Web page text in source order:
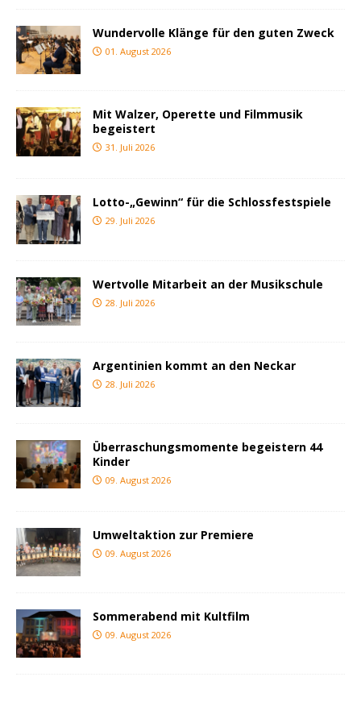
Wundervolle Klänge für den guten Zweck
01. August 2026
Mit Walzer, Operette und Filmmusik
begeistert
31. Juli 2026
Lotto-„Gewinn“ für die Schlossfestspiele
29. Juli 2026
Wertvolle Mitarbeit an der Musikschule
28. Juli 2026
Argentinien kommt an den Neckar
28. Juli 2026
Überraschungsmomente begeistern 44
Kinder
09. August 2026
Umweltaktion zur Premiere
09. August 2026
Sommerabend mit Kultfilm
09. August 2026